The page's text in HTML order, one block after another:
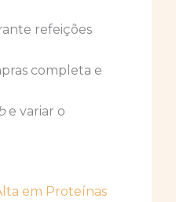
refeições
completa e
e variar o
em Proteínas